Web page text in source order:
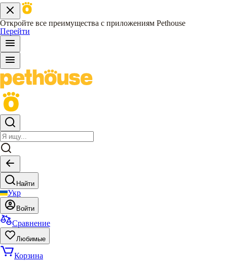
Откройте все преимущества с приложениям Pethouse
Перейти
Найти
Укр
Войти
Сравнение
Любимые
Корзина